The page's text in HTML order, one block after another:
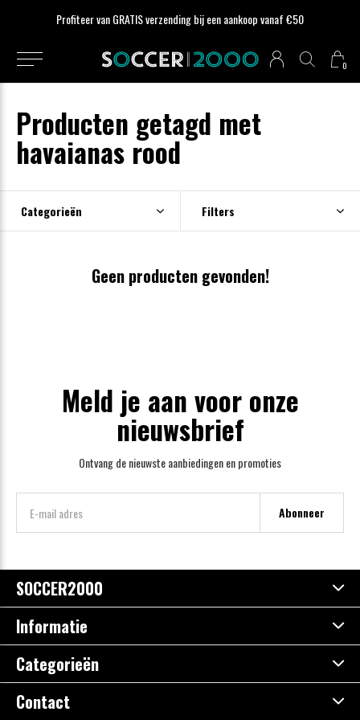
0
Profiteer van GRATIS verzending bij een aankoop vanaf €50
Producten getagd met
havaianas rood
Categorieën Filters
Geen producten gevonden!
Meld je aan voor onze
nieuwsbrief
Ontvang de nieuwste aanbiedingen en promoties
Abonneer
SOCCER2000
Informatie
Categorieën
Contact